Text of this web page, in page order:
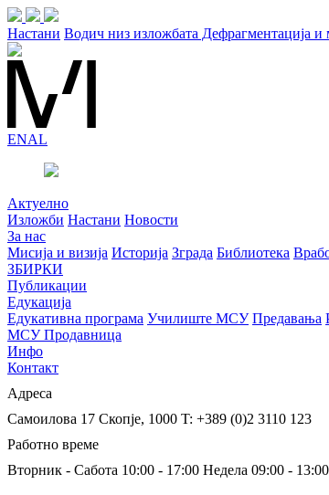
Настани Водич низ изложбата Дефрагментација и
ENAL
Актуелно
Изложби Настани Новости
За нас
Мисија и визија Историја Зграда Библиотека
ЗБИРКИ
Публикации
Едукација
Едукативна програма Училиште МСУ Предавања
МСУ Продавница
Инфо
Контакт
Адреса
Самоилова 17 Скопје, 1000 T: +389 (0)2 3110 123
Работно време
Вторник - Сабота 10:00 - 17:00 Недела 09:00 - 13:00